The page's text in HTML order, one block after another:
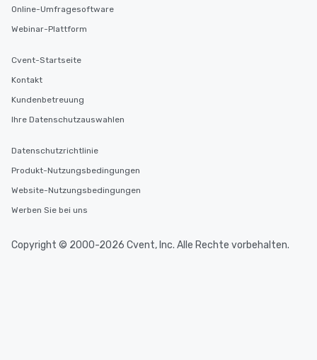
Online-Umfragesoftware
Webinar-Plattform
Cvent-Startseite
Kontakt
Kundenbetreuung
Ihre Datenschutzauswahlen
Datenschutzrichtlinie
Produkt-Nutzungsbedingungen
Website-Nutzungsbedingungen
Werben Sie bei uns
Copyright © 2000-2026 Cvent, Inc. Alle Rechte vorbehalten.